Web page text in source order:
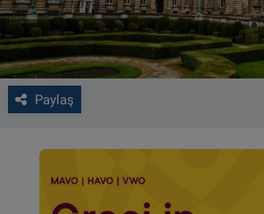
Paylaş
Çerez Politikası